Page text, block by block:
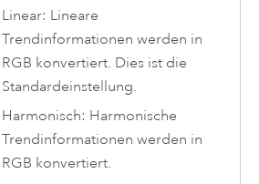
Linear: Lineare
Trendinformationen werden in
RGB konvertiert. Dies ist die
Standardeinstellung.
Harmonisch: Harmonische
Trendinformationen werden in
RGB konvertiert.